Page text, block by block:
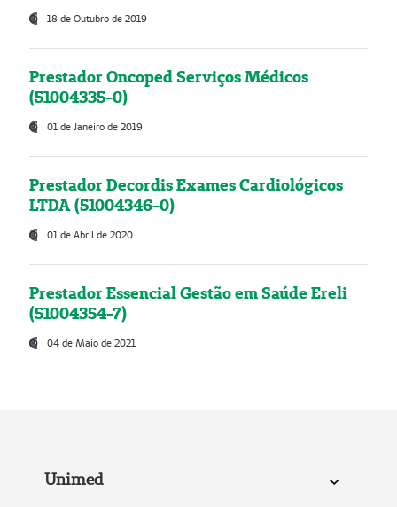
18 de Outubro de 2019
Prestador Oncoped Serviços Médicos
(51004335-0)
01 de Janeiro de 2019
Prestador Decordis Exames Cardiológicos
LTDA (51004346-0)
01 de Abril de 2020
Prestador Essencial Gestão em Saúde Ereli
(51004354-7)
04 de Maio de 2021
Unimed